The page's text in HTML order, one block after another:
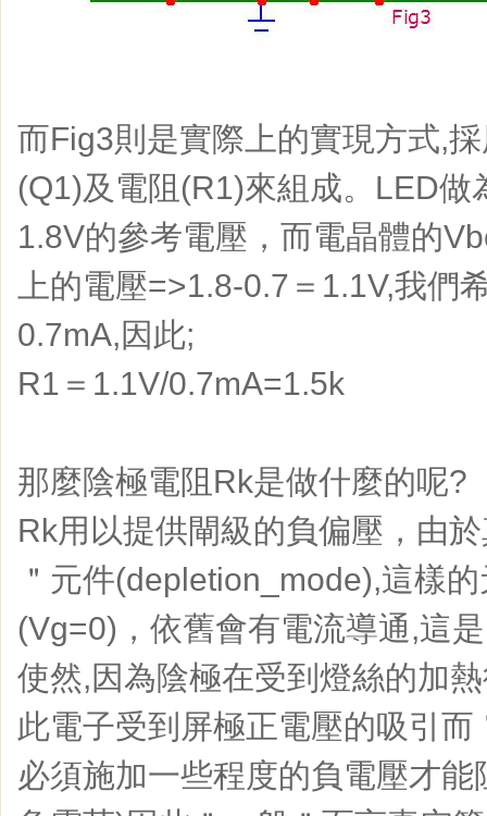
而Fig3則是實際上的實現方式,
(Q1)及電阻(R1)來組成。LED做
1.8V的參考電壓，而電晶體的
上的電壓=>1.8-0.7＝1.1V,我們
0.7mA,因此;
R1＝1.1V/0.7mA=1.5k
那麼陰極電阻Rk是做什麼的呢?
Rk用以提供閘級的負偏壓，由
＂元件(depletion_mode),這樣
(Vg=0)，依舊會有電流導通,這
使然,因為陰極在受到燈絲的加
此電子受到屏極正電壓的吸引
必須施加一些程度的負電壓才